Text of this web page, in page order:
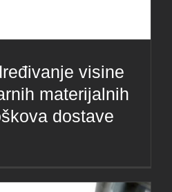
visine
materijalnih
dostave